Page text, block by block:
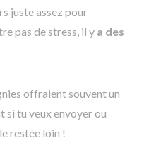
juste assez pour
pas de stress, il y a des
offraient souvent un
si tu veux envoyer ou
restée loin !